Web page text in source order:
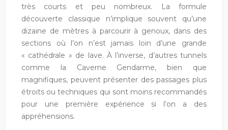
très courts et peu nombreux. La formule
découverte classique n’implique souvent qu’une
dizaine de mètres à parcourir à genoux, dans des
sections où l’on n’est jamais loin d’une grande
« cathédrale » de lave. À l’inverse, d’autres tunnels
comme la Caverne Gendarme, bien que
magnifiques, peuvent présenter des passages plus
étroits ou techniques qui sont moins recommandés
pour une première expérience si l’on a des
appréhensions.